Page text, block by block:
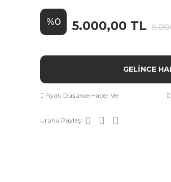
%0 5.000,00 TL
GELİNCE
Fiyatı Düşünce Haber Ver
Ürünü Paylaş: